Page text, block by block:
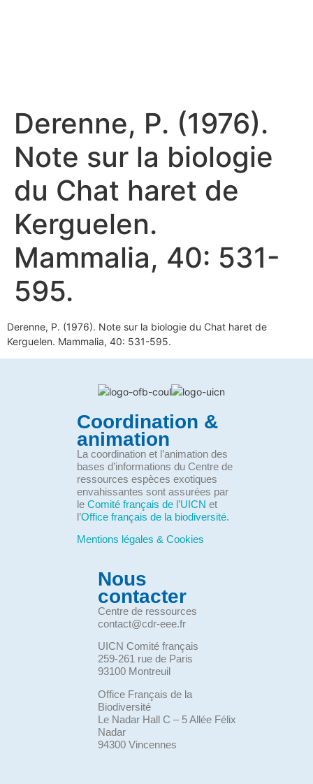
Derenne, P. (1976).
Note sur la biologie
du Chat haret de
Kerguelen.
Mammalia, 40: 531-
595.
Derenne, P. (1976). Note sur la biologie du Chat haret de
Kerguelen. Mammalia, 40: 531-595.
Coordination &
animation
La coordination et l’animation des
bases d’informations du Centre de
ressources espèces exotiques
envahissantes sont assurées par
le Comité français de l’UICN et
l’Office français de la biodiversité.
Mentions légales & Cookies
Nous
contacter
Centre de ressources
contact@cdr-eee.fr
UICN Comité français
259-261 rue de Paris
93100 Montreuil
Office Français de la
Biodiversité
Le Nadar Hall C – 5 Allée Félix
Nadar
94300 Vincennes